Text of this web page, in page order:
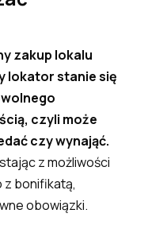
zakup lokalu
lokator stanie się
czyli może
czy wynająć.
z możliwości
z bonifikatą,
obowiązki.